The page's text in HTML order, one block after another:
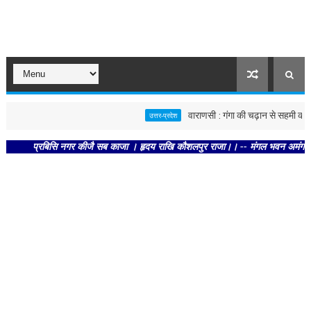
उत्तर-प्रदेश वाराणसी : गंगा की चढ़ान से सहमी काशी :
प्रबिसि नगर कीजै सब काजा । हृदय राखि कौशलपुर राजा।। -- मंगल भवन अमंगल